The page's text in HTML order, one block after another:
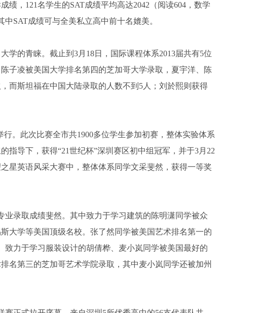
绩，121名学生的SAT成绩平均高达2042（阅读604，数学
SAT成绩可与全美私立高中前十名媲美。
学的青睐。截止到3月18日，国际课程体系2013届共有5位
子凌被美国大学排名第四的芝加哥大学录取，夏宇洋、陈
而斯坦福在中国大陆录取的人数不到5人；刘於熙则获得
。此次比赛全市共1900多位学生参加初赛，整体实验体系
指导下，获得“21世纪杯”深圳赛区初中组冠军，并于3月22
星英语风采大赛中，整体体系同学文采斐然，获得一等奖
录取成绩斐然。其中致力于学习建筑的陈明潇同学被众
大学等美国顶级名校。张了然同学被美国艺术排名第一的
力于学习服装设计的胡倩桦、麦小岚同学被美国最好的
名第三的芝加哥艺术学院录取，其中麦小岚同学还被加州